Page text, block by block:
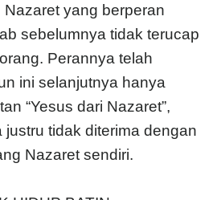
yang berperan
sebelumnya tidak terucap
Perannya telah
ini selanjutnya hanya
“Yesus dari Nazaret”,
tidak diterima dengan
Nazaret sendiri.